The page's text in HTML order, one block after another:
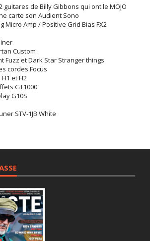
guitares de Billy Gibbons qui ont le MOJO
carte son Audient Sono
Micro Amp / Positive Grid Bias FX2
Custom
Fuzz et Dark Star Stranger things
cordes Focus
et H2
GT1000
G10S
STV-1JB White